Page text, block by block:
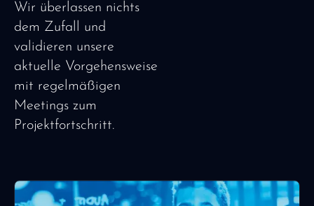
Wir überlassen nichts
dem Zufall und
validieren unsere
aktuelle Vorgehensweise
mit regelmäßigen
Meetings zum
Projektfortschritt.